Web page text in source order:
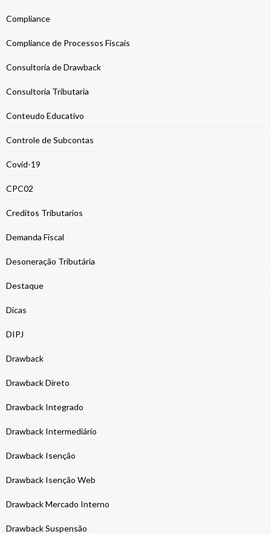
Compliance
Compliance de Processos Fiscais
Consultoria de Drawback
Consultoria Tributaria
Conteudo Educativo
Controle de Subcontas
Covid-19
CPC02
Creditos Tributarios
Demanda Fiscal
Desoneração Tributária
Destaque
Dicas
DIPJ
Drawback
Drawback Direto
Drawback Integrado
Drawback Intermediário
Drawback Isenção
Drawback Isenção Web
Drawback Mercado Interno
Drawback Suspensão